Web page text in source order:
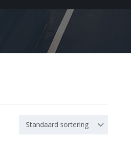
Standaard sortering